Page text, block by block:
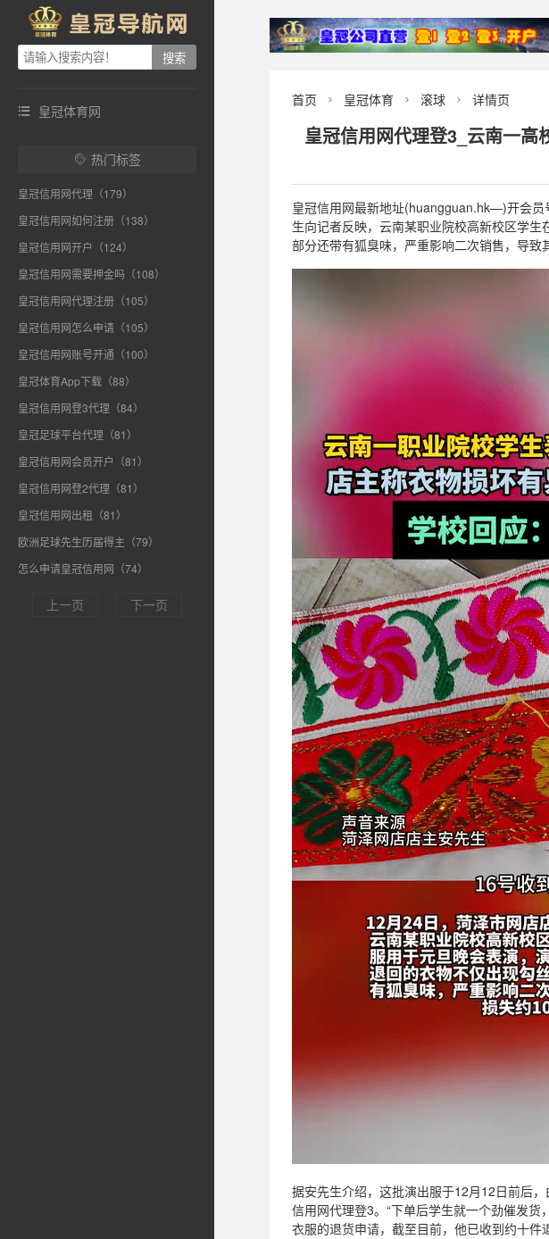
 皇冠体育网
 热门标签
皇冠信用网代理（179）
皇冠信用网如何注册（138）
皇冠信用网开户（124）
皇冠信用网需要押金吗（108）
皇冠信用网代理注册（105）
皇冠信用网怎么申请（105）
皇冠信用网账号开通（100）
皇冠体育App下载（88）
皇冠信用网登3代理（84）
皇冠足球平台代理（81）
皇冠信用网会员开户（81）
皇冠信用网登2代理（81）
皇冠信用网出租（81）
欧洲足球先生历届得主（79）
怎么申请皇冠信用网（74）
上一页 下一页
首页  皇冠体育  滚球  详情页
皇冠信用网代理登3_云南一
皇冠信用网最新地址(huangguan.hk—)开会员
生向记者反映，云南某职业院校高新校区学生
部分还带有狐臭味，严重影响二次销售，导致
据安先生介绍，这批演出服于12月12日前后
信用网代理登3。“下单后学生就一个劲催发
衣服的退货申请，截至目前，他已收到约十件